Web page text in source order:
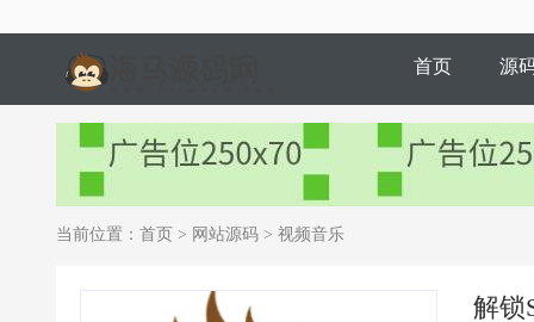
首页 源
当前位置： 首页 > 网站源码 > 视频音乐
解锁